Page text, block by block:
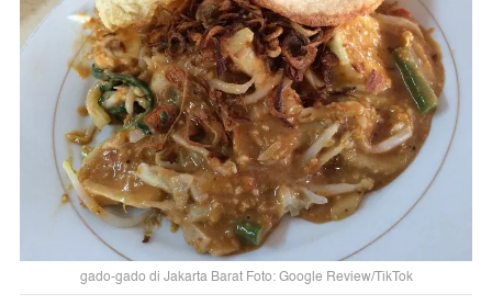
gado-gado di Jakarta Barat Foto: Google Review/TikTok